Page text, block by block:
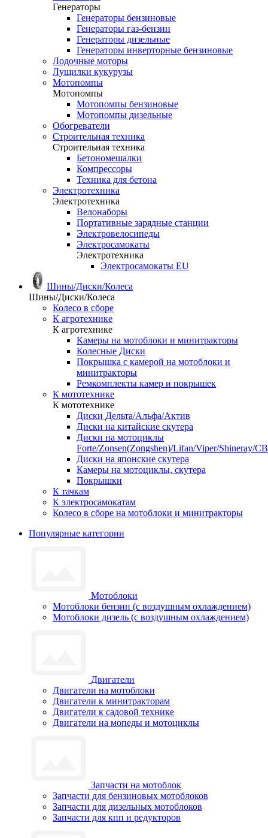
Генераторы
Генераторы бензиновые
Генераторы газ-бензин
Генераторы дизельные
Генераторы инверторные бензиновые
Лодочные моторы
Лущилки кукурузы
Мотопомпы
Мотопомпы
Мотопомпы бензиновые
Мотопомпы дизельные
Обогреватели
Строительная техника
Строительная техника
Бетономешалки
Компрессоры
Техника для бетона
Электротехника
Электротехника
Велонаборы
Портативные зарядные станции
Электровелосипеды
Электросамокаты
Электротехника
Электросамокаты EU
Шины/Диски/Колеса
Шины/Диски/Колеса
Колесо в сборе
К агротехнике
К агротехнике
Камеры на мотоблоки и минитракторы
Колесные Диски
Покрышка с камерой на мотоблоки и
минитракторы
Ремкомплекты камер и покрышек
К мототехнике
К мототехнике
Диски Дельта/Альфа/Актив
Диски на китайские скутера
Диски на мотоциклы
Forte/Zonsen(Zongshen)/Lifan/Viper/Shineray/CB
Диски на японские скутера
Камеры на мотоциклы, скутера
Покрышки
К тачкам
К электросамокатам
Колесо в сборе на мотоблоки и минитракторы
Популярные категории
Мотоблоки
Мотоблоки бензин (с воздушным охлаждением)
Мотоблоки дизель (с воздушным охлаждением)
Двигатели
Двигатели на мотоблоки
Двигатели к минитракторам
Двигатели к садовой технике
Двигатели на мопеды и мотоциклы
Запчасти на мотоблок
Запчасти для бензиновых мотоблоков
Запчасти для дизельных мотоблоков
Запчасти для кпп и редукторов